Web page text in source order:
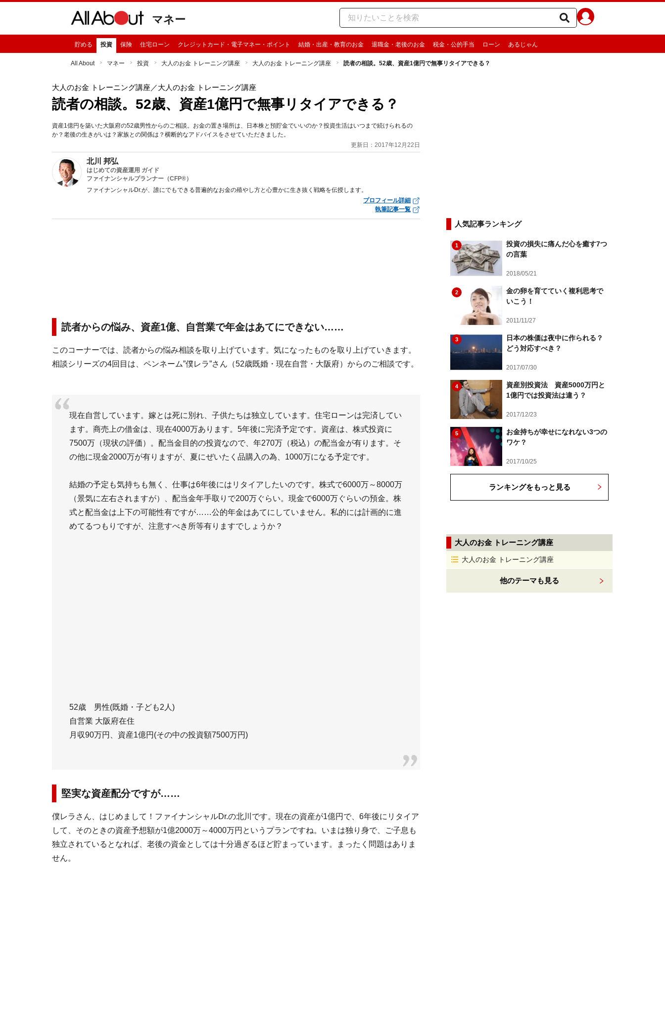
マネー
貯める 投資 保険 住宅ローン クレジットカード・電子マネー・ポイント 結婚・出産・教育のお金 退職金・老後のお金 税金・公的手当 ローン あるじゃん
All About マネー 投資 大人のお金 トレーニング講座 大人のお金 トレーニング講座 読者の相談。52歳、資産1億円で無事リタイアできる？
大人のお金 トレーニング講座 ／大人のお金 トレーニング講座
読者の相談。52歳、資産1億円で無事リタイアできる？
資産1億円を築いた大阪府の52歳男性からのご相談。お金の置き場所は、日本株と預貯金でいいのか？投資生活はいつまで続けられるの
か？老後の生きがいは？家族との関係は？横断的なアドバイスをさせていただきました。
更新日：2017年12月22日
北川 邦弘
はじめての資産運用 ガイド
ファイナンシャルプランナー（CFP®）
ファイナンシャルDr.が、誰にでもできる普遍的なお金の殖やし方と心豊かに生き抜く戦略を伝授します。
プロフィール詳細
執筆記事一覧
読者からの悩み、資産1億、自営業で年金はあてにできない……
このコーナーでは、読者からの悩み相談を取り上げています。気になったものを取り上げていきます。
相談シリーズの4回目は、ペンネーム”僕レラ”さん（52歳既婚・現在自営・大阪府）からのご相談です。
現在自営しています。嫁とは死に別れ、子供たちは独立しています。住宅ローンは完済してい
ます。商売上の借金は、現在4000万あります。5年後に完済予定です。資産は、株式投資に
7500万（現状の評価）。配当金目的の投資なので、年270万（税込）の配当金が有ります。そ
の他に現金2000万が有りますが、夏にぜいたく品購入の為、1000万になる予定です。
結婚の予定も気持ちも無く、仕事は6年後にはリタイアしたいのです。株式で6000万～8000万
（景気に左右されますが）、配当金年手取りで200万ぐらい。現金で6000万ぐらいの預金。株
式と配当金は上下の可能性有ですが……公的年金はあてにしていません。私的には計画的に進
めてるつもりですが、注意すべき所等有りますでしょうか？
52歳 男性(既婚・子ども2人)
自営業 大阪府在住
月収90万円、資産1億円(その中の投資額7500万円)
堅実な資産配分ですが……
僕レラさん、はじめまして！ファイナンシャルDr.の北川です。現在の資産が1億円で、6年後にリタイア
して、そのときの資産予想額が1億2000万～4000万円というプランですね。いまは独り身で、ご子息も
独立されているとなれば、老後の資金としては十分過ぎるほど貯まっています。まったく問題はありま
せん。
人気記事ランキング
1
投資の損失に痛んだ心を癒す7つ
の言葉
2018/05/21
2
金の卵を育てていく複利思考で
いこう！
2011/11/27
3
日本の株価は夜中に作られる？
どう対応すべき？
2017/07/30
4
資産別投資法 資産5000万円と
1億円では投資法は違う？
2017/12/23
5
お金持ちが幸せになれない3つの
ワケ？
2017/10/25
ランキングをもっと見る
大人のお金 トレーニング講座
大人のお金 トレーニング講座
他のテーマも見る